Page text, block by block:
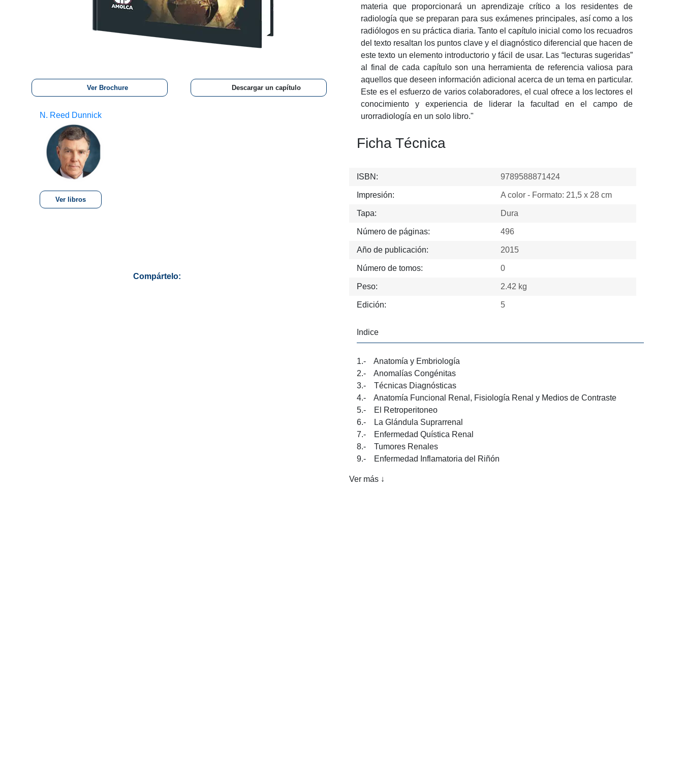
Ver Brochure Descargar un capítulo
Compártelo:
proporcionará un aprendizaje crítico a los residentes de radiología que se
preparan para sus exámenes principales, así como a los radiólogos en su
práctica diaria. Tanto el capítulo inicial como los recuadros del texto resaltan
los puntos clave y el diagnóstico diferencial que hacen de este texto un
elemento introductorio y fácil de usar. Las “lecturas sugeridas” al final de cada
capítulo son una herramienta de referencia valiosa para aquellos que deseen
información adicional acerca de un tema en particular. Este es el esfuerzo de
varios colaboradores, el cual ofrece a los lectores el conocimiento y
experiencia de liderar la facultad en el campo de urorradiología en un solo
libro."
Ficha Técnica
ISBN:
9789588871424
Impresión:
A color - Formato: 21,5 x 28 cm
Tapa:
Dura
Número de páginas:
496
Año de publicación:
2015
Número de tomos:
0
Peso:
2.42 kg
Edición:
5
Indice
1.- Anatomía y Embriología
2.- Anomalías Congénitas
3.- Técnicas Diagnósticas
4.- Anatomía Funcional Renal, Fisiología Renal y Medios de Contraste
5.- El Retroperitoneo
6.- La Glándula Suprarrenal
7.- Enfermedad Quística Renal
8.- Tumores Renales
9.- Enfermedad Inflamatoria del Riñón
11.- Insuficiencia Renal
Ver más ↓